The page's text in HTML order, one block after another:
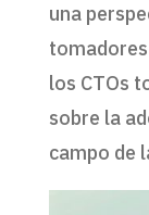
una
tomadores
los CTOs
sobre la
campo de